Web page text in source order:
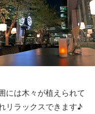
には木々が植えられて
リラックスできます♪